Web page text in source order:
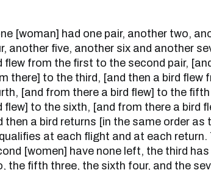
[woman] had one pair, another two,
another five, another six and another
flew from the first to the second pair,
there] to the third, [and then a bird flew
[and from there a bird flew] to the
flew] to the sixth, [and from there a bird
then a bird returns [in the same order as
at each flight and at each return.
[women] have none left, the third
the fifth three, the sixth four, and the